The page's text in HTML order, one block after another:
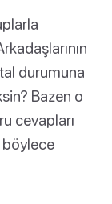
durumuna
Bazen o
cevapları